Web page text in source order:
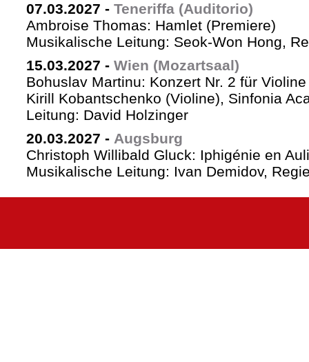
07.03.2027 - Teneriffa (Auditorio)
Ambroise Thomas: Hamlet (Premiere)
Musikalische Leitung: Seok-Won Hong,
15.03.2027 - Wien (Mozartsaal)
Bohuslav Martinu: Konzert Nr. 2 für
Kirill Kobantschenko (Violine), Sinfonia
Leitung: David Holzinger
20.03.2027 - Augsburg
Christoph Willibald Gluck: Iphigénie en
Musikalische Leitung: Ivan Demidov,